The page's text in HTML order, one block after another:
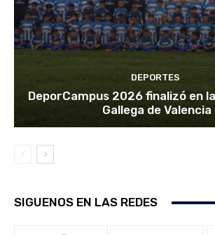
DEPORTES
DeporCampus 2026 finalizó en
Gallega de Valencia
SIGUENOS EN LAS REDES